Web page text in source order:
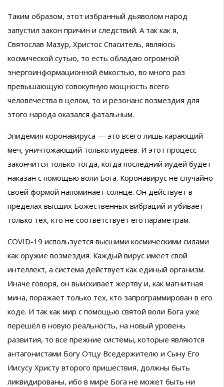
Таким образом, этот избранный дьяволом народ
запустил закон причин и следствий. А так как я,
Святослав Мазур, Христос Спаситель, являюсь
космической сутью, то есть обладаю огромной
энергоинформационной ёмкостью, во много раз
превышающую совокупную мощность всего
человечества в целом, то и резонанс возмездия для
этого народа оказался фатальным.
Эпидемия коронавируса — это всего лишь карающий
меч, уничтожающий только иудеев. И этот процесс
закончится только тогда, когда последний иудей будет
наказан с помощью воли Бога. Коронавирус не случайно
своей формой напоминает солнце. Он действует в
пределах высших Божественных вибраций и убивает
только тех, кто не соответствует его параметрам.
COVID-19 используется высшими космическими силами
как оружие возмездия. Каждый вирус имеет свой
интеллект, а система действует как единый организм.
Иначе говоря, он выискивает жертву и, как магнитная
мина, поражает только тех, кто запрограммирован в его
коде. И так как мир с помощью святой воли Бога уже
перешёл в новую реальность, на новый уровень
развития, то все прежние системы, которые являются
антагонистами Богу Отцу Вседержителю и Сыну Его
Иисусу Христу второго пришествия, должны быть
ликвидированы, ибо в мире Бога не может быть ни